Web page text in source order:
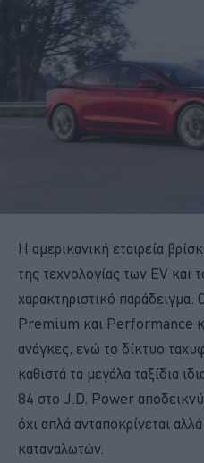
Η αμερικανική εταιρεία
της τεχνολογίας των EV και
χαρακτηριστικό παράδειγμα.
Premium και Performance
ανάγκες, ενώ το δίκτυο
καθιστά τα μεγάλα ταξίδια
84 στο J.D. Power
όχι απλά ανταποκρίνεται
καταναλωτών.